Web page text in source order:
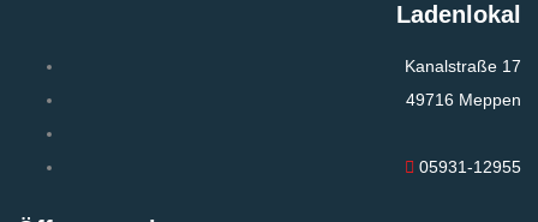
Ladenlokal
Kanalstraße 17
49716 Meppen
05931-12955